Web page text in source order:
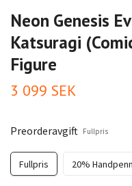
Neon Genesis
Katsuragi
Figure
3 099 SEK
Preorderavgift Fullpris
Fullpris 20%